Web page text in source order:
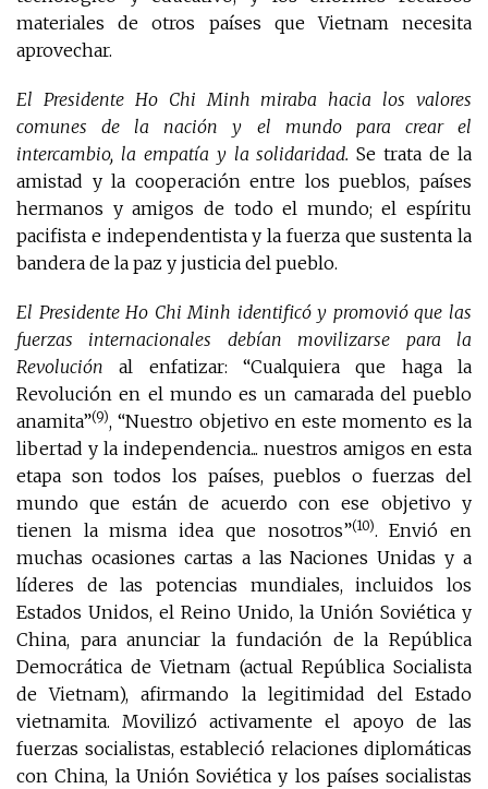
materiales de otros países que Vietnam necesita
aprovechar.
El Presidente Ho Chi Minh miraba hacia los valores
comunes de la nación y el mundo para crear el
intercambio, la empatía y la solidaridad. Se trata de la
amistad y la cooperación entre los pueblos, países
hermanos y amigos de todo el mundo; el espíritu
pacifista e independentista y la fuerza que sustenta la
bandera de la paz y justicia del pueblo.
El Presidente Ho Chi Minh identificó y promovió que las
fuerzas internacionales debían movilizarse para la
Revoluciónal enfatizar: “Cualquiera que haga la
Revolución en el mundo es un camarada del pueblo
anamita”(9), “Nuestro objetivo en este momento es la
libertad y la independencia... nuestros amigos en esta
etapa son todos los países, pueblos o fuerzas del
mundo que están de acuerdo con ese objetivo y
tienen la misma idea que nosotros”(10). Envió en
muchas ocasiones cartas a las Naciones Unidas y a
líderes de las potencias mundiales, incluidos los
Estados Unidos, el Reino Unido, la Unión Soviética y
China, para anunciar la fundación de la República
Democrática de Vietnam (actual República Socialista
de Vietnam), afirmando la legitimidad del Estado
vietnamita. Movilizó activamente el apoyo de las
fuerzas socialistas, estableció relaciones diplomáticas
con China, la Unión Soviética y los países socialistas